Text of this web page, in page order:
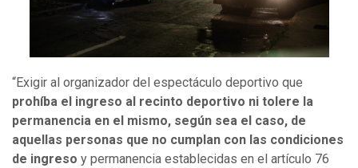
“Exigir al organizador del espectáculo deportivo que
prohíba el ingreso al recinto deportivo ni tolere la
permanencia en el mismo, según sea el caso, de
aquellas personas que no cumplan con las condiciones
de ingreso y permanencia establecidas en el artículo 76